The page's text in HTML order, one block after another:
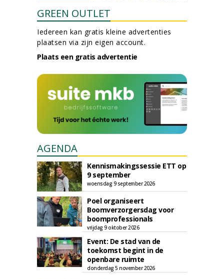
GREEN OUTLET
Iedereen kan gratis kleine advertenties
plaatsen via zijn eigen account.
Plaats een gratis advertentie
AGENDA
Kennismakingssessie ETT op
9 september
woensdag 9 september 2026
Poel organiseert
Boomverzorgersdag voor
boomprofessionals
vrijdag 9 oktober 2026
Event: De stad van de
toekomst begint in de
openbare ruimte
donderdag 5 november 2026